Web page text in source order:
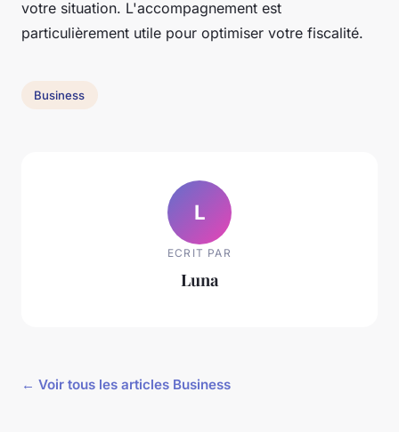
votre situation. L'accompagnement est
particulièrement utile pour optimiser votre fiscalité.
Business
L
ECRIT PAR
Luna
← Voir tous les articles Business